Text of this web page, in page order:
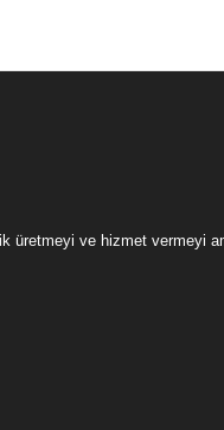
üretmeyi ve hizmet vermeyi